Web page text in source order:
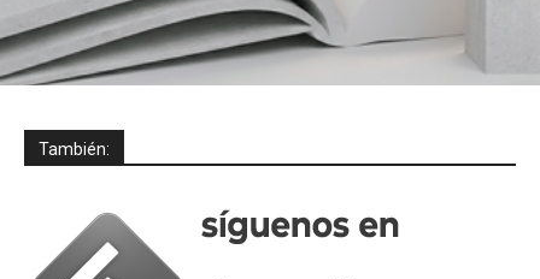
También: